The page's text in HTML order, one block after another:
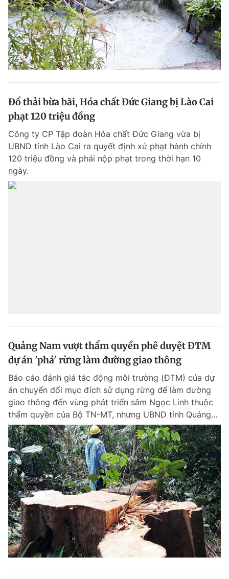
Đổ thải bừa bãi, Hóa chất Đức Giang bị Lào Cai
phạt 120 triệu đồng
Công ty CP Tập đoàn Hóa chất Đức Giang vừa bị
UBND tỉnh Lào Cai ra quyết định xử phạt hành chính
120 triệu đồng và phải nộp phạt trong thời hạn 10
ngày.
Quảng Nam vượt thẩm quyền phê duyệt ĐTM
dự án 'phá' rừng làm đường giao thông
Báo cáo đánh giá tác động môi trường (ĐTM) của dự
án chuyển đổi mục đích sử dụng rừng để làm đường
giao thông đến vùng phát triển sâm Ngọc Linh thuộc
thẩm quyền của Bộ TN-MT, nhưng UBND tỉnh Quảng...